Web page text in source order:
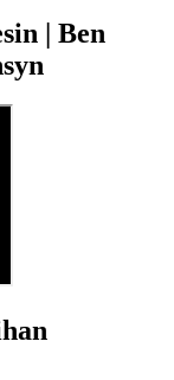
| Ben